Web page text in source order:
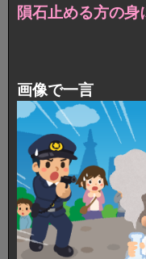
隕石止める方の
画像で一言